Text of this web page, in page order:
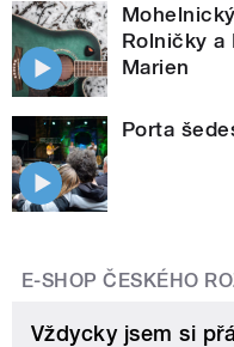
Rolničky a
Marien
Porta
E-SHOP ČESKÉHO
Vždycky jsem si